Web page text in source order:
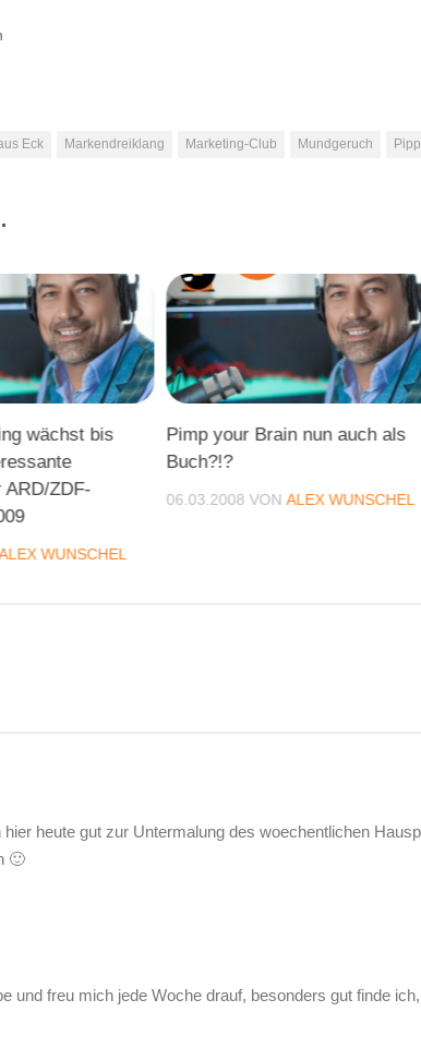
Eck Markendreiklang Marketing-Club Mundgeruch
wächst bis
ARD/ZDF-
WUNSCHEL
Pimp your Brain nun auch als
Buch?!?
06.03.2008 VONALEX WUNSCHEL
heute gut zur Untermalung des woechentlichen
🙂
und freu mich jede Woche drauf, besonders gut finde